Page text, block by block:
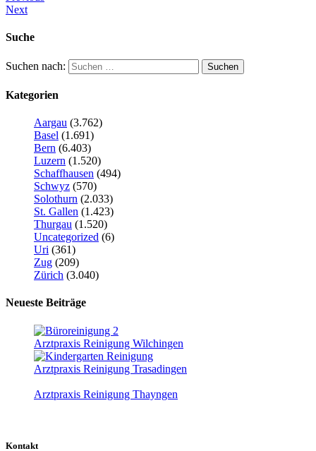
Next
Suche
Suchen nach:
Kategorien
Aargau (3.762)
Basel (1.691)
Bern (6.403)
Luzern (1.520)
Schaffhausen (494)
Schwyz (570)
Solothurn (2.033)
St. Gallen (1.423)
Thurgau (1.520)
Uncategorized (6)
Uri (361)
Zug (209)
Zürich (3.040)
Neueste Beiträge
Arztpraxis Reinigung Wilchingen
Arztpraxis Reinigung Trasadingen
Arztpraxis Reinigung Thayngen
Kontakt